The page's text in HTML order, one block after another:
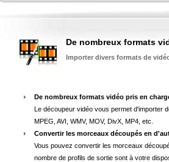
De nombreux formats
Importer divers formats de
De nombreux formats vidéo pris en
Le découpeur vidéo vous permet d'importer
MPEG, AVI, WMV, MOV, DivX, MP4, etc.
Convertir les morceaux découpés en
Vous pouvez convertir les morceaux
nombre de profils de sortie sont à votre